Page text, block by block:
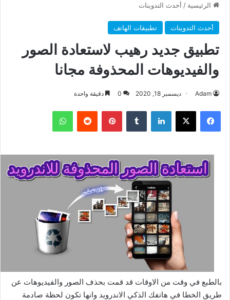
الرئيسية / أحدث التدوينات
أحدث التدوينات تطبيقات الهاتف
تطبيق جديد رهيب لاستعادة الصور
والفيديوهات المحذوفة مجانا
Adam ديسمبر 18, 2020 0 دقيقة واحدة
فيسبوك ‫X لينكدإن بينتيريست واتساب
بالطبع في وقت من الاوقات قد قمت بحذف الصور والفيديوهات عن
طريق الخطا في هاتفك الذكي الاندرويد وانها تكون لحظة صادمة